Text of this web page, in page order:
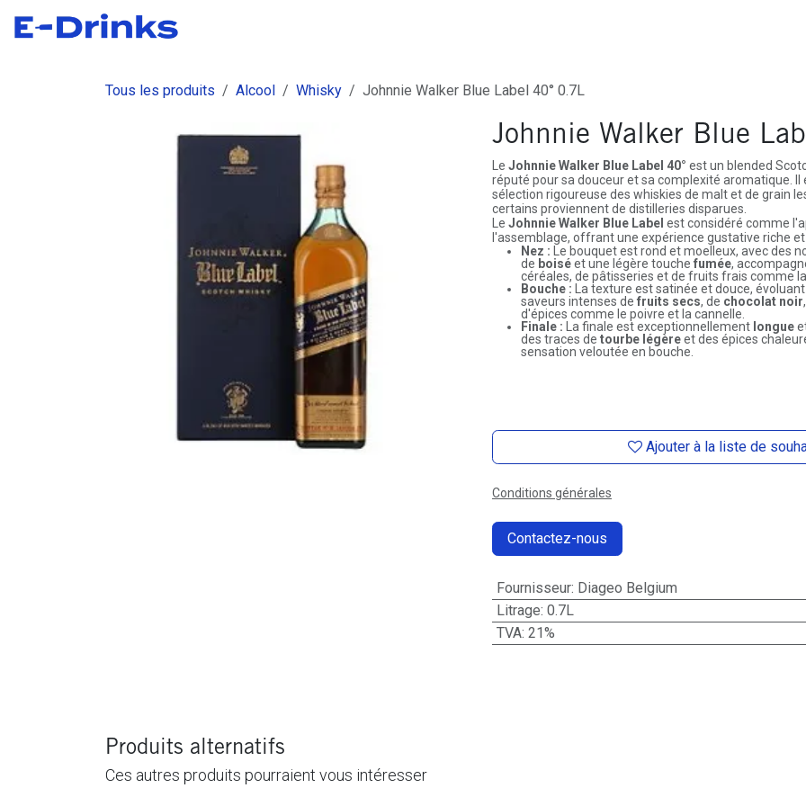
Se rendre au contenu
Tous les produits Alcool Whisky Johnnie Walker Blue Label 40° 0.7L
Johnnie Walker Blue
Le Johnnie Walker Blue Label 40° est un blended
réputé pour sa douceur et sa complexité aromatique. Il
sélection rigoureuse des whiskies de malt et de grain
certains proviennent de distilleries disparues.
Le Johnnie Walker Blue Label est considéré comme
l'assemblage, offrant une expérience gustative riche
Nez : Le bouquet est rond et moelleux, avec des
de boiséet une légère touche fumée,
céréales, de pâtisseries et de fruits frais comme
Bouche : La texture est satinée et douce,
saveurs intenses de fruits secs, de chocolat noir
d'épices comme le poivre et la cannelle.
Finale : La finale est exceptionnellement longue
des traces de tourbe légèreet des épices
sensation veloutée en bouche.
Ajouter à la liste de
Conditions générales
Contactez-nous
Fournisseur: Diageo Belgium
Litrage: 0.7L
TVA: 21%
Produits alternatifs
Ces autres produits pourraient vous intéresser